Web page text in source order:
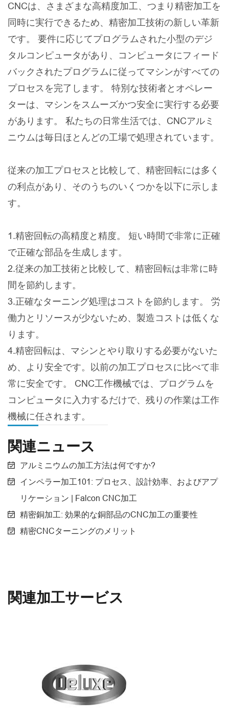
CNCは、さまざまな高精度加工、つまり精密加工を
同時に実行できるため、精密加工技術の新しい革新
です。 要件に応じてプログラムされた小型のデジ
タルコンピュータがあり、コンピュータにフィード
バックされたプログラムに従ってマシンがすべての
プロセスを完了します。 特別な技術者とオペレー
ターは、マシンをスムーズかつ安全に実行する必要
があります。 私たちの日常生活では、CNCアルミ
ニウムは毎日ほとんどの工場で処理されています。
従来の加工プロセスと比較して、精密回転には多く
の利点があり、そのうちのいくつかを以下に示しま
す。
1.精密回転の高精度と精度。 短い時間で非常に正確
で正確な部品を生成します。
2.従来の加工技術と比較して、精密回転は非常に時
間を節約します。
3.正確なターニング処理はコストを節約します。 労
働力とリソースが少ないため、製造コストは低くな
ります。
4.精密回転は、マシンとやり取りする必要がないた
め、より安全です。以前の加工プロセスに比べて非
常に安全です。 CNC工作機械では、プログラムを
コンピュータに入力するだけで、残りの作業は工作
機械に任されます。
関連ニュース
アルミニウムの加工方法は何ですか?
インペラー加工101: プロセス、設計効率、およびアプ
リケーション | Falcon CNC加工
精密銅加工: 効果的な銅部品のCNC加工の重要性
精密CNCターニングのメリット
関連加工サービス